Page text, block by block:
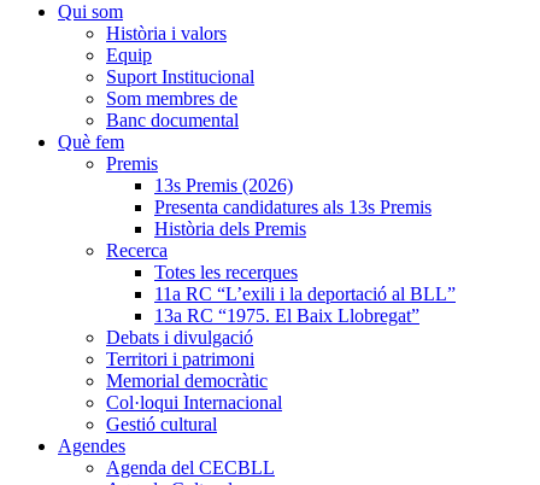
Qui som
Història i valors
Equip
Suport Institucional
Som membres de
Banc documental
Què fem
Premis
13s Premis (2026)
Presenta candidatures als 13s Premis
Història dels Premis
Recerca
Totes les recerques
11a RC “L’exili i la deportació al BLL”
13a RC “1975. El Baix Llobregat”
Debats i divulgació
Territori i patrimoni
Memorial democràtic
Col·loqui Internacional
Gestió cultural
Agendes
Agenda del CECBLL